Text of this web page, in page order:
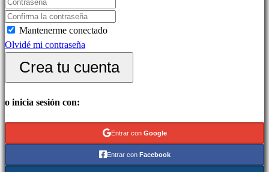
Juegos
de
puzles
Juegos
de
Demos
Comunidad
Mantenerme conectado
Olvidé mi contraseña
Crea tu cuenta
o inicia sesión con:
Entrar con Google
Entrar con Facebook